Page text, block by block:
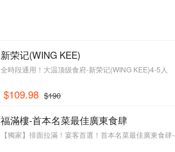
新荣记(WING KEE)
全時段通用！大温顶级食府-新荣记(WING KEE)4-5人
$109.98 $190
福滿樓-首本名菜最佳廣東食肆
【獨家】排面拉滿！宴客首選！首本名菜最佳廣東食肆